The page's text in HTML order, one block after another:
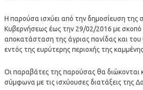
Η παρούσα ισχύει από την δημοσίευση της
Κυβερνήσεως έως την 29/02/2016 με σκοπό
αποκατάσταση της άγριας πανίδας και
εντός της ευρύτερης περιοχής της
Οι παραβάτες της παρούσας θα διώκονται
σύμφωνα με τις ισχύουσες διατάξεις της